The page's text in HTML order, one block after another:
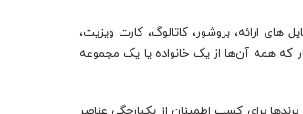
ارائه، بروشور، کاتالوگ، کارت ویزیت،
که همه‌ آن‌ها از یک خانواده یا یک مجموعه